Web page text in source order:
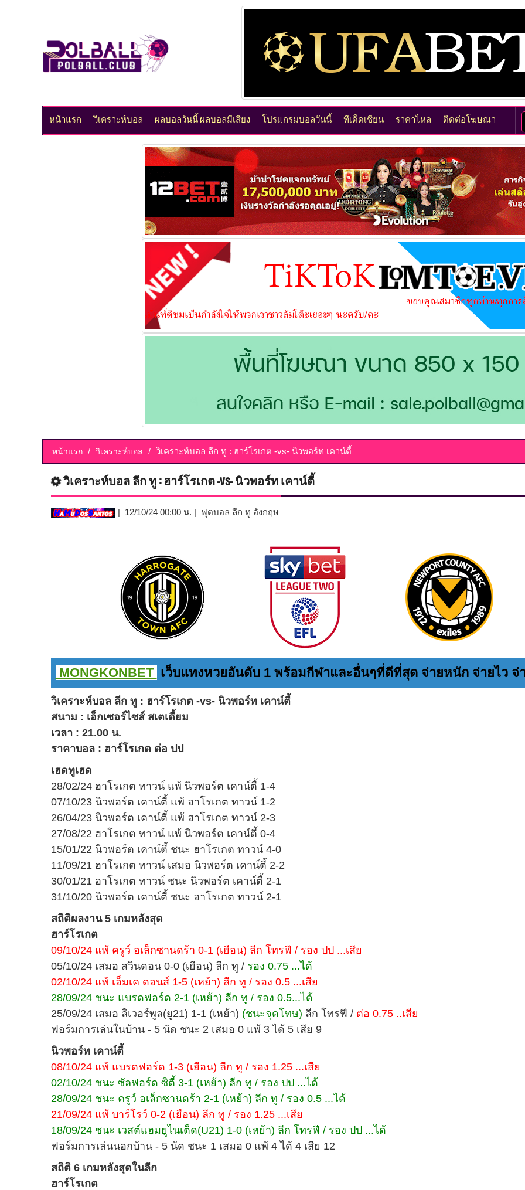
หน้าแรก วิเคราะห์บอล ผลบอลวันนี้ ผลบอลมีเสียง โปรแกรมบอลวันนี้ ทีเด็ดเซียน ราคาไหล ติดต่อโฆษณา
หน้าแรก วิเคราะห์บอล วิเคราะห์บอล ลีก ทู : ฮาร์โรเกต -vs- นิวพอร์ท เคาน์ตี้
วิเคราะห์บอล ลีก ทู : ฮาร์โรเกต -vs- นิวพอร์ท เคาน์ตี้
| 12/10/24 00:00 น. | ฟุตบอล ลีก ทู อังกฤษ
MONGKONBET เว็บแทงหวยอันดับ 1 พร้อมกีฬาและอื่นๆที่ดีที่สุด จ่ายหนัก จ่ายไว จ่
วิเคราะห์บอล ลีก ทู : ฮาร์โรเกต -vs- นิวพอร์ท เคาน์ตี้
สนาม : เอ็กเซอร์ไซส์ สเตเดี้ยม
เวลา : 21.00 น.
ราคาบอล : ฮาร์โรเกต ต่อ ปป
เฮดทูเฮด
28/02/24 ฮาโรเกต ทาวน์ แพ้ นิวพอร์ต เคาน์ตี้ 1-4
07/10/23 นิวพอร์ต เคาน์ตี้ แพ้ ฮาโรเกต ทาวน์ 1-2
26/04/23 นิวพอร์ต เคาน์ตี้ แพ้ ฮาโรเกต ทาวน์ 2-3
27/08/22 ฮาโรเกต ทาวน์ แพ้ นิวพอร์ต เคาน์ตี้ 0-4
15/01/22 นิวพอร์ต เคาน์ตี้ ชนะ ฮาโรเกต ทาวน์ 4-0
11/09/21 ฮาโรเกต ทาวน์ เสมอ นิวพอร์ต เคาน์ตี้ 2-2
30/01/21 ฮาโรเกต ทาวน์ ชนะ นิวพอร์ต เคาน์ตี้ 2-1
31/10/20 นิวพอร์ต เคาน์ตี้ ชนะ ฮาโรเกต ทาวน์ 2-1
สถิติผลงาน 5 เกมหลังสุด
ฮาร์โรเกต
09/10/24 แพ้ ครูว์ อเล็กซานดร้า 0-1 (เยือน) ลีก โทรฟี / รอง ปป ...เสีย
05/10/24 เสมอ สวินดอน 0-0 (เยือน) ลีก ทู / รอง 0.75 ...ได้
02/10/24 แพ้ เอ็มเค ดอนส์ 1-5 (เหย้า) ลีก ทู / รอง 0.5 ...เสีย
28/09/24 ชนะ แบรดฟอร์ด 2-1 (เหย้า) ลีก ทู / รอง 0.5...ได้
25/09/24 เสมอ ลิเวอร์พูล(ยู21) 1-1 (เหย้า) (ชนะจุดโทษ) ลีก โทรฟี / ต่อ 0.75 ..เสีย
ฟอร์มการเล่นในบ้าน - 5 นัด ชนะ 2 เสมอ 0 แพ้ 3 ได้ 5 เสีย 9
นิวพอร์ท เคาน์ตี้
08/10/24 แพ้ แบรดฟอร์ด 1-3 (เยือน) ลีก ทู / รอง 1.25 ...เสีย
02/10/24 ชนะ ซัลฟอร์ด ซิตี้ 3-1 (เหย้า) ลีก ทู / รอง ปป ...ได้
28/09/24 ชนะ ครูว์ อเล็กซานดร้า 2-1 (เหย้า) ลีก ทู / รอง 0.5 ...ได้
21/09/24 แพ้ บาร์โรว์ 0-2 (เยือน) ลีก ทู / รอง 1.25 ...เสีย
18/09/24 ชนะ เวสต์แฮมยูไนเต็ด(U21) 1-0 (เหย้า) ลีก โทรฟี / รอง ปป ...ได้
ฟอร์มการเล่นนอกบ้าน - 5 นัด ชนะ 1 เสมอ 0 แพ้ 4 ได้ 4 เสีย 12
สถิติ 6 เกมหลังสุดในลีก
ฮาร์โรเกต